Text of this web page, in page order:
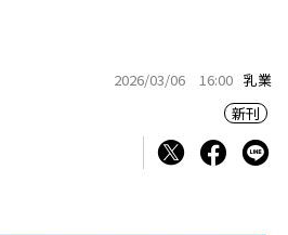
2026/03/06 16:00 乳業
新刊